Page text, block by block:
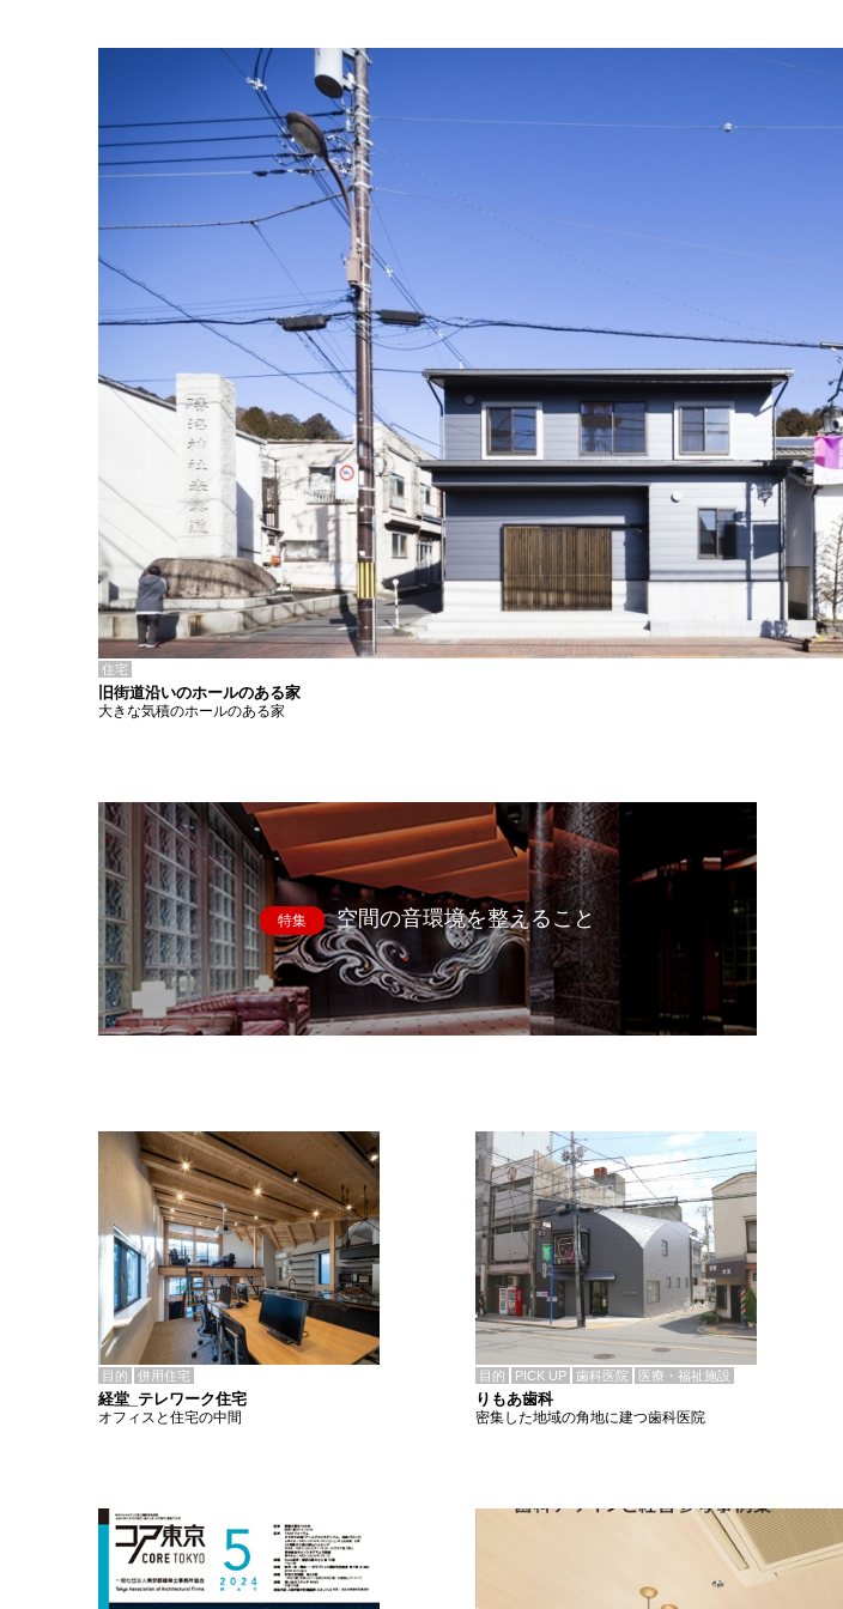
住宅
旧街道沿いのホールのある家
大きな気積のホールのある家
特集 空間の音環境を整えること
目的 併用住宅
経堂_テレワーク住宅
オフィスと住宅の中間
目的 PICK UP 歯科医院 医療・福祉施設
りもあ歯科
密集した地域の角地に建つ歯科医院